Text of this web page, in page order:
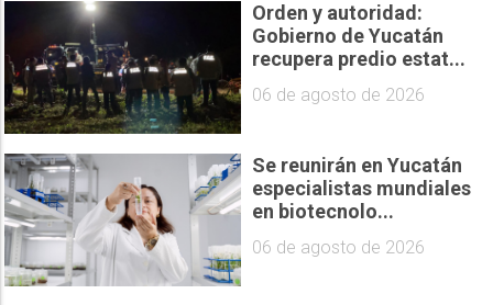
Orden y autoridad:
Gobierno de Yucatán
recupera predio estat...
06 de agosto de 2026
Se reunirán en Yucatán
especialistas mundiales
en biotecnolo...
06 de agosto de 2026